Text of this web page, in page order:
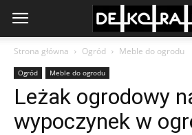
Strona główna Ogród Meble do ogrodu
Ogród Meble do ogrodu
Leżak ogrodowy
wypoczynek w